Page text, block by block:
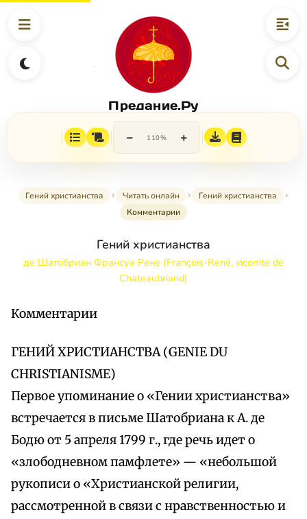
Предание.Ру
− 110% +
Гений христианства Читать онлайн
Гений христианства
Комментарии
Гений христианства
де Шатобриан Франсуа Рене (François-René, vicomte de
Chateaubriand)
Комментарии
ГЕНИЙ ХРИСТИАНСТВА (GENIE DU
CHRISTIANISME)
Первое упоминание о «Гении христианства»
встречается в письме Шатобриана к А. де
Бодю от 5 апреля 1799 г., где речь идет о
«злободневном памфлете» — «небольшой
рукописи о «Христианской религии,
рассмотренной в связи с нравственностью и